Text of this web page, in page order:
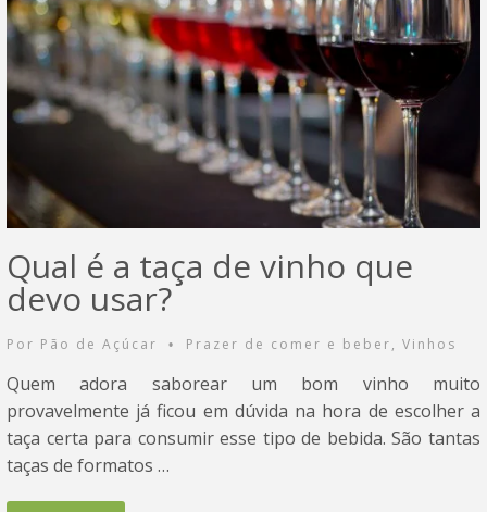
Qual é a taça de vinho que
devo usar?
Por Pão de Açúcar • Prazer de comer e beber, Vinhos
Quem adora saborear um bom vinho muito
provavelmente já ficou em dúvida na hora de escolher a
taça certa para consumir esse tipo de bebida. São tantas
taças de formatos …